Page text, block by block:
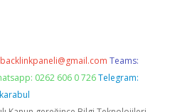
backlinkpaneli@gmail.com Teams:
0262 606 0 726 Telegram: